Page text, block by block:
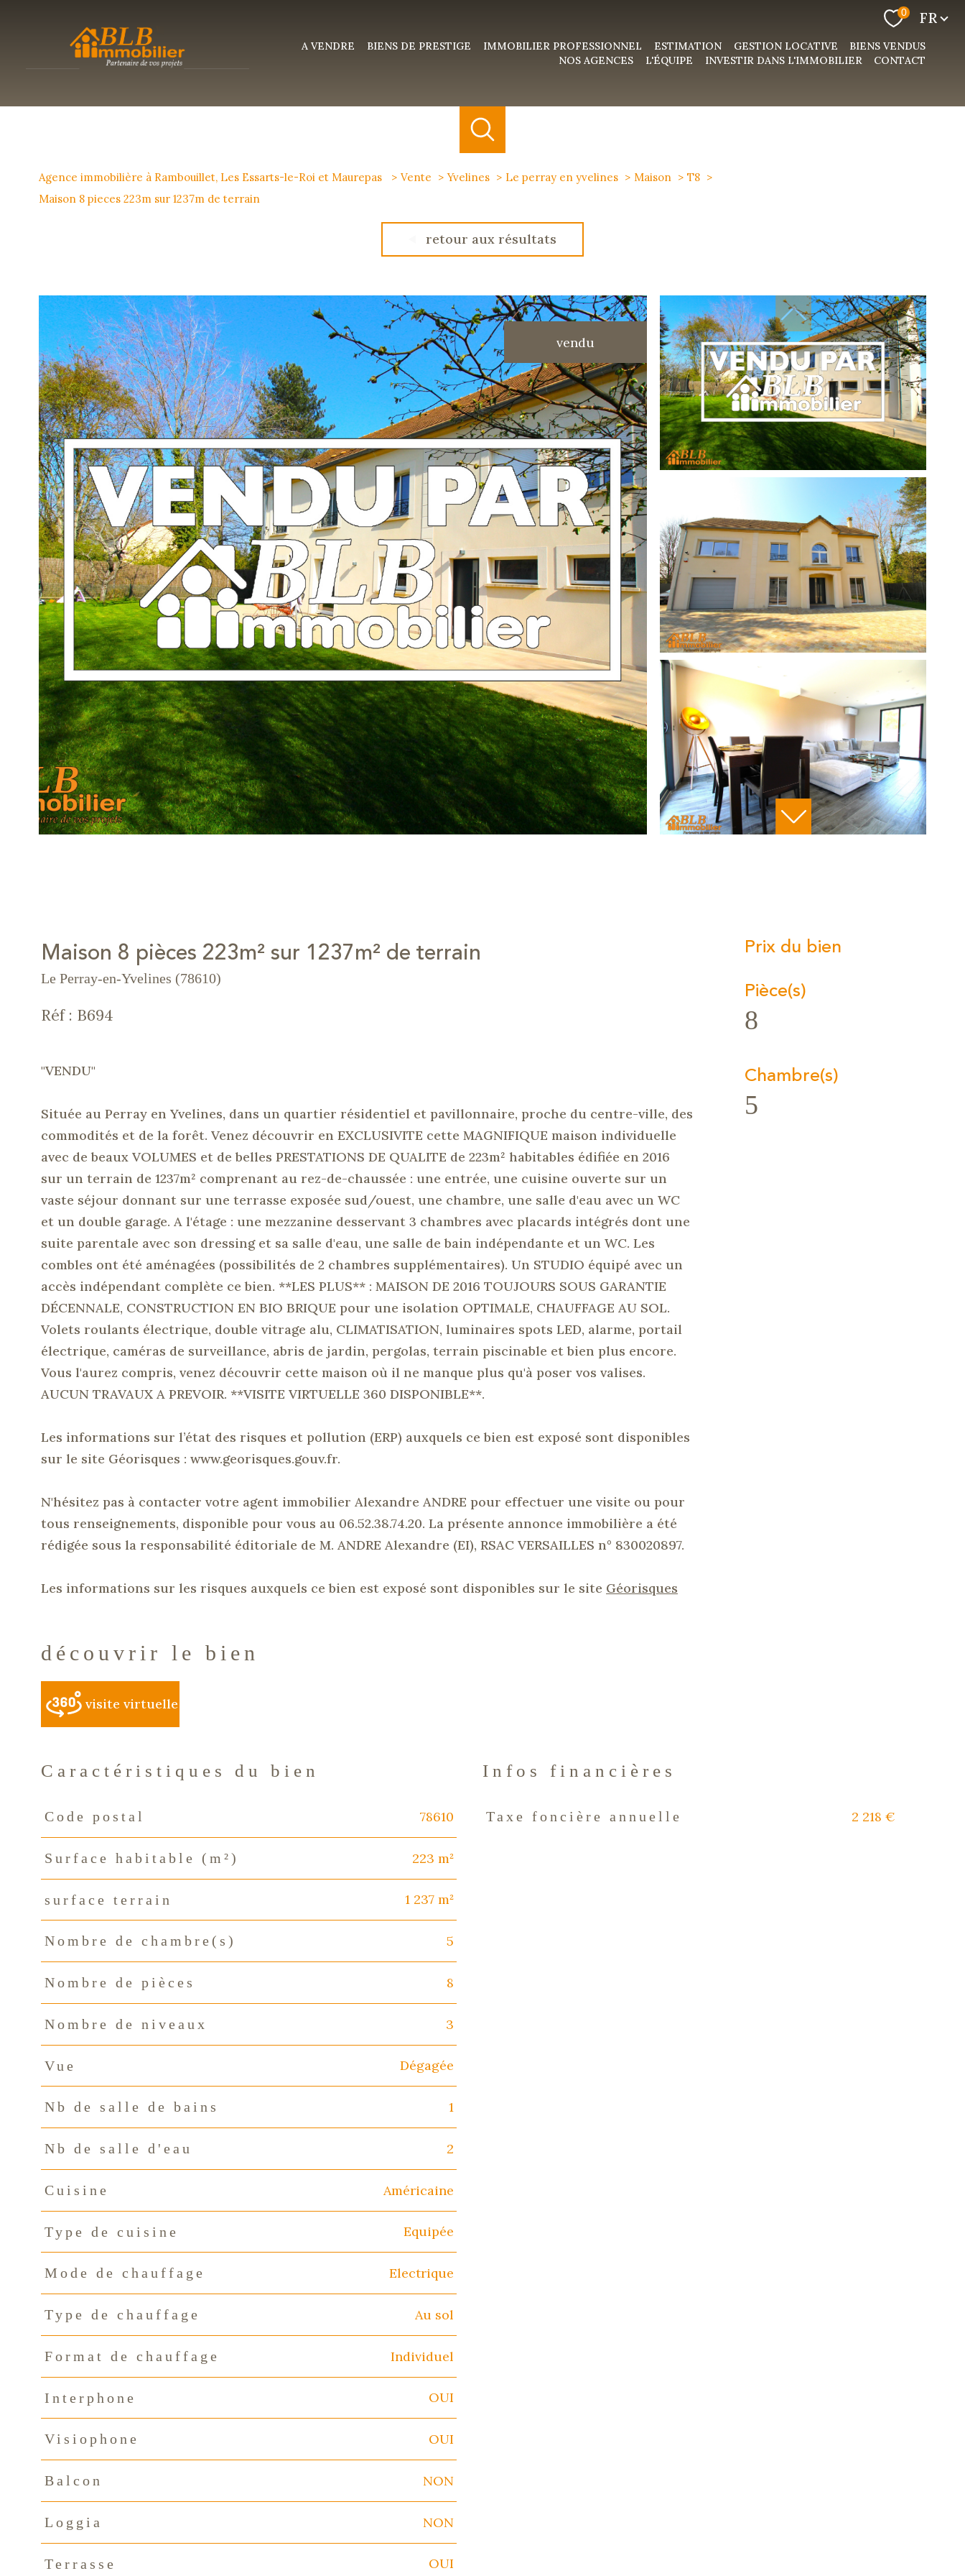
0 Langue
FR
A VENDRE BIENS DE PRESTIGE IMMOBILIER PROFESSIONNEL ESTIMATION GESTION LOCATIVE
BIENS VENDUS
NOS AGENCES
L'ÉQUIPE INVESTIR DANS L'IMMOBILIER CONTACT
Agence immobilière à Rambouillet, Les Essarts-le-Roi et Maurepas Vente Yvelines Le perray en yvelines Maison
T8
Maison 8 pieces 223m sur 1237m de terrain
retour aux résultats
vendu
Maison 8 pièces 223m² sur 1237m² de terrain
Le Perray-en-Yvelines (78610)
Réf : B694
"VENDU"
Située au Perray en Yvelines, dans un quartier résidentiel et pavillonnaire, proche du centre-ville, des
commodités et de la forêt. Venez découvrir en EXCLUSIVITE cette MAGNIFIQUE maison individuelle
avec de beaux VOLUMES et de belles PRESTATIONS DE QUALITE de 223m² habitables édifiée en 2016
sur un terrain de 1237m² comprenant au rez-de-chaussée : une entrée, une cuisine ouverte sur un
vaste séjour donnant sur une terrasse exposée sud/ouest, une chambre, une salle d'eau avec un WC
et un double garage. A l'étage : une mezzanine desservant 3 chambres avec placards intégrés dont une
suite parentale avec son dressing et sa salle d'eau, une salle de bain indépendante et un WC. Les
combles ont été aménagées (possibilités de 2 chambres supplémentaires). Un STUDIO équipé avec un
accès indépendant complète ce bien. **LES PLUS** : MAISON DE 2016 TOUJOURS SOUS GARANTIE
DÉCENNALE, CONSTRUCTION EN BIO BRIQUE pour une isolation OPTIMALE, CHAUFFAGE AU SOL.
Volets roulants électrique, double vitrage alu, CLIMATISATION, luminaires spots LED, alarme, portail
électrique, caméras de surveillance, abris de jardin, pergolas, terrain piscinable et bien plus encore.
Vous l'aurez compris, venez découvrir cette maison où il ne manque plus qu'à poser vos valises.
AUCUN TRAVAUX A PREVOIR. **VISITE VIRTUELLE 360 DISPONIBLE**.
Les informations sur l’état des risques et pollution (ERP) auxquels ce bien est exposé sont disponibles
sur le site Géorisques : www.georisques.gouv.fr.
N'hésitez pas à contacter votre agent immobilier Alexandre ANDRE pour effectuer une visite ou pour
tous renseignements, disponible pour vous au 06.52.38.74.20. La présente annonce immobilière a été
rédigée sous la responsabilité éditoriale de M. ANDRE Alexandre (EI), RSAC VERSAILLES n° 830020897.
Les informations sur les risques auxquels ce bien est exposé sont disponibles sur le site Géorisques
découvrir le bien
visite virtuelle
Prix du bien
Pièce(s)
8
Chambre(s)
5
Caractéristiques du bien
Caractéristiques
Code postal 78610
Surface habitable (m²) 223 m²
surface terrain 1 237 m²
Nombre de chambre(s) 5
Nombre de pièces 8
Nombre de niveaux 3
Vue Dégagée
Nb de salle de bains 1
Nb de salle d'eau 2
Cuisine Américaine
Type de cuisine Equipée
Mode de chauffage Electrique
Type de chauffage Au sol
Format de chauffage Individuel
Interphone OUI
Visiophone OUI
Balcon NON
Loggia NON
Terrasse OUI
Infos financières
Caractéristiques Valeurs
Taxe foncière annuelle 2 218 €